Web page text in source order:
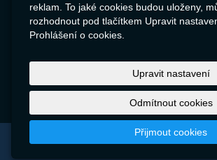
RSS
SEO Rozcestník
Libor Jiránek DE BUREAU
reklam. To jaké cookies budou uloženy,
rozhodnout pod tlačítkem Upravit
Prohlášení o cookies.
Upravit nastavení
Odmítnout cookies
Přijmout cookies